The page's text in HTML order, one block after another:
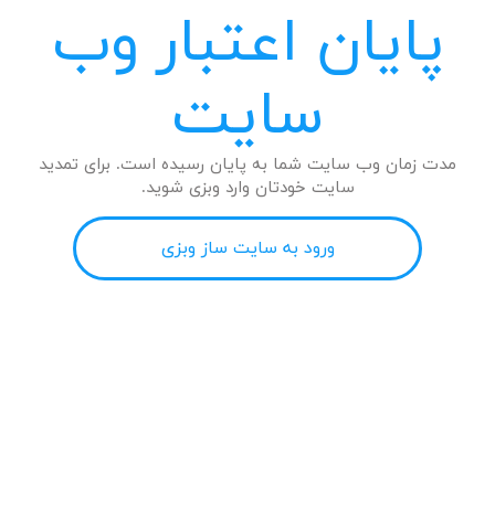
پایان اعتبار وب
سایت
مدت زمان وب سایت شما به پایان رسیده است. برای تمدید
سایت خودتان وارد وبزی شوید.
ورود به سایت ساز وبزی